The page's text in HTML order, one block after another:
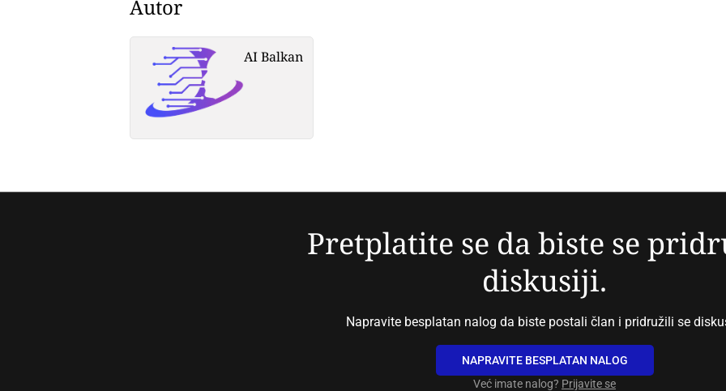
Autor
AI Balkan
Pretplatite se da biste se
diskusiji.
Napravite besplatan nalog da biste postali član i pridružili se
NAPRAVITE BESPLATAN NALOG
Već imate nalog? Prijavite se